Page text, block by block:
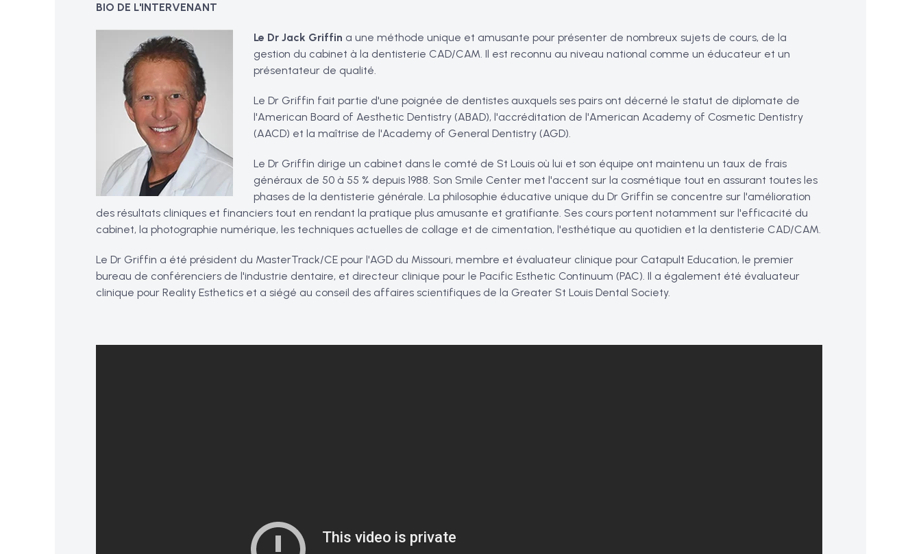
BIO DE L'INTERVENANT
Le Dr Jack Griffin a une méthode unique et amusante pour présenter de nombreux sujets de cours, de la
gestion du cabinet à la dentisterie CAD/CAM. Il est reconnu au niveau national comme un éducateur et un
présentateur de qualité.
Le Dr Griffin fait partie d'une poignée de dentistes auxquels ses pairs ont décerné le statut de diplomate de
l'American Board of Aesthetic Dentistry (ABAD), l'accréditation de l'American Academy of Cosmetic Dentistry
(AACD) et la maîtrise de l'Academy of General Dentistry (AGD).
Le Dr Griffin dirige un cabinet dans le comté de St Louis où lui et son équipe ont maintenu un taux de frais
généraux de 50 à 55 % depuis 1988. Son Smile Center met l'accent sur la cosmétique tout en assurant toutes les
phases de la dentisterie générale. La philosophie éducative unique du Dr Griffin se concentre sur l'amélioration
des résultats cliniques et financiers tout en rendant la pratique plus amusante et gratifiante. Ses cours portent notamment sur l'efficacité du
cabinet, la photographie numérique, les techniques actuelles de collage et de cimentation, l'esthétique au quotidien et la dentisterie CAD/CAM.
Le Dr Griffin a été président du MasterTrack/CE pour l'AGD du Missouri, membre et évaluateur clinique pour Catapult Education, le premier
bureau de conférenciers de l'industrie dentaire, et directeur clinique pour le Pacific Esthetic Continuum (PAC). Il a également été évaluateur
clinique pour Reality Esthetics et a siégé au conseil des affaires scientifiques de la Greater St Louis Dental Society.